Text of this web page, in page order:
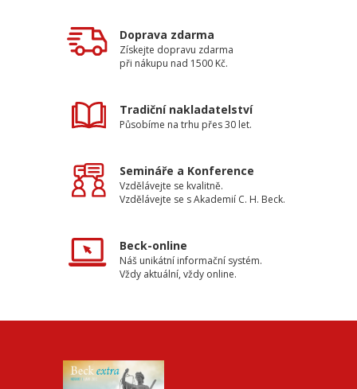
Doprava zdarma
Získejte dopravu zdarma
při nákupu nad 1500 Kč.
Tradiční nakladatelství
Působíme na trhu přes 30 let.
Semináře a Konference
Vzdělávejte se kvalitně.
Vzdělávejte se s Akademií C. H. Beck.
Beck-online
Náš unikátní informační systém.
Vždy aktuální, vždy online.